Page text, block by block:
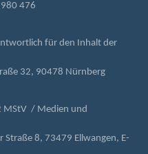
476
für den Inhalt der
32, 90478 Nürnberg
MStV / Medien und
Straße 8, 73479 Ellwangen, E-